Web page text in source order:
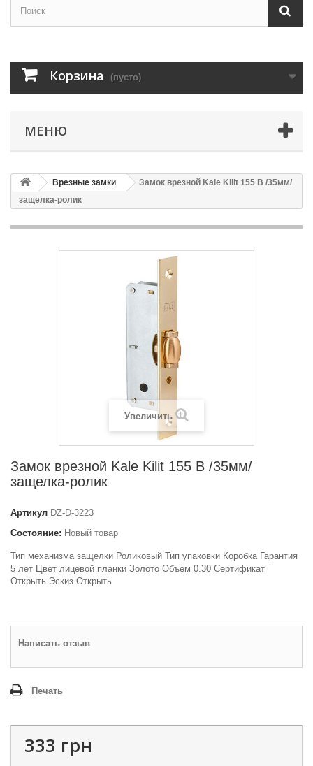
Корзина (пусто)
МЕНЮ
Врезные замки
Замок врезной Kale Kilit 155 В /35мм/
защелка-ролик
Увеличить
Замок врезной Kale Kilit 155 В /35мм/
защелка-ролик
Артикул DZ-D-3223
Состояние: Новый товар
Тип механизма защелки Роликовый Тип упаковки Коробка Гарантия
5 лет Цвет лицевой планки Золото Объем 0.30 Сертификат
Открыть Эскиз Открыть
Написать отзыв
Печать
333 грн